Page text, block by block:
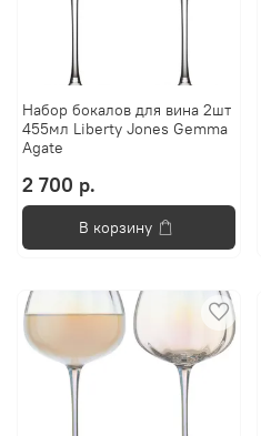
Набор бокалов для вина 2шт
455мл Liberty Jones Gemma
Agate
2 700 р.
В корзину